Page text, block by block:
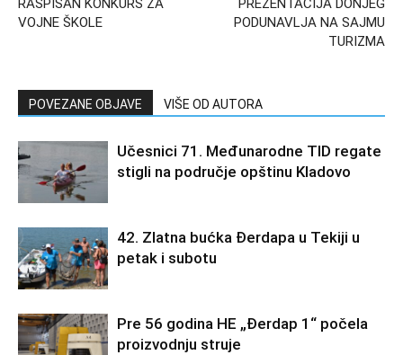
RASPISAN KONKURS ZA
VOJNE ŠKOLE
PREZENTACIJA DONJEG
PODUNAVLJA NA SAJMU
TURIZMA
POVEZANE OBJAVE VIŠE OD AUTORA
Učesnici 71. Međunarodne TID regate
stigli na područje opštinu Kladovo
42. Zlatna bućka Đerdapa u Tekiji u
petak i subotu
Pre 56 godina HE „Đerdap 1“ počela
proizvodnju struje